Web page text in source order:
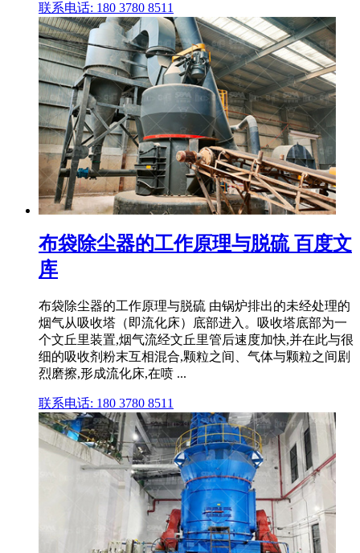
联系电话: 180 3780 8511
布袋除尘器的工作原理与脱硫 百度文
库
布袋除尘器的工作原理与脱硫 由锅炉排出的未经处理的
烟气从吸收塔（即流化床）底部进入。吸收塔底部为一
个文丘里装置,烟气流经文丘里管后速度加快,并在此与很
细的吸收剂粉末互相混合,颗粒之间、气体与颗粒之间剧
烈磨擦,形成流化床,在喷 ...
联系电话: 180 3780 8511